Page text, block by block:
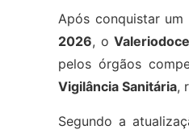
Após conquistar um
2026, oValeriodoce
pelos órgãos
Vigilância Sanitária,
Segundo a